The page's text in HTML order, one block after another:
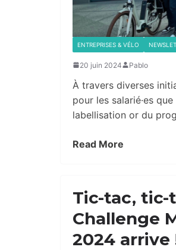
ENTREPRISES & VÉLO
20 juin 2024 Pablo
À travers diverses
pour les salarié·es
labellisation or du
Read More
Tic-tac, tic-
Challenge
2024 arrive